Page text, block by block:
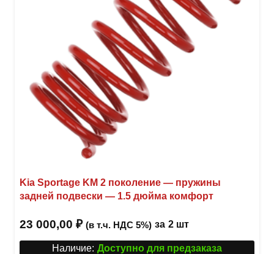
Kia Sportage KM 2 поколение — пружины
задней подвески — 1.5 дюйма комфорт
23 000,00 ₽ (в т.ч. НДС 5%) за 2 шт
Наличие: Доступно для предзаказа